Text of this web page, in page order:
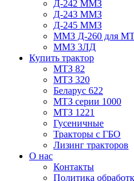
Д-242 ММЗ
Д-243 ММЗ
Д-245 ММЗ
ММЗ Д-260 для
ММЗ 3ЛД
Купить трактор
МТЗ 82
МТЗ 320
Беларус 622
МТЗ серии 1000
МТЗ 1221
Гусеничные
Тракторы с ГБО
Лизинг тракторов
О нас
Контакты
Политика